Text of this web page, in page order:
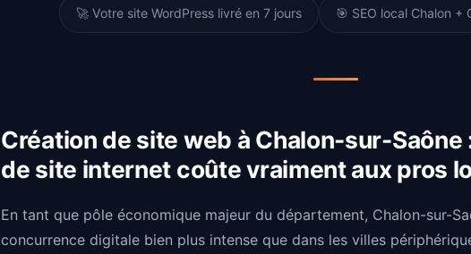
🚀 Votre site WordPress livré en 7 jours 🎯 SEO local Chalon
Création de site web à Chalon-sur-Saône
de site internet coûte vraiment aux pros
En tant que pôle économique majeur du département, Chalon-sur-
concurrence digitale bien plus intense que dans les villes